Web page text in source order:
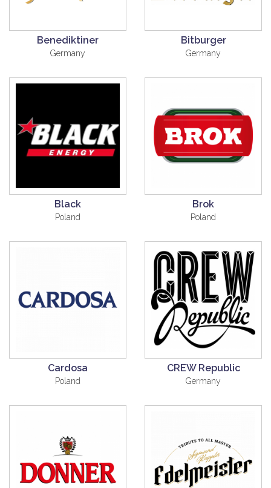
Benediktiner
Germany
Bitburger
Germany
Black
Poland
Brok
Poland
Cardosa
Poland
CREW Republic
Germany